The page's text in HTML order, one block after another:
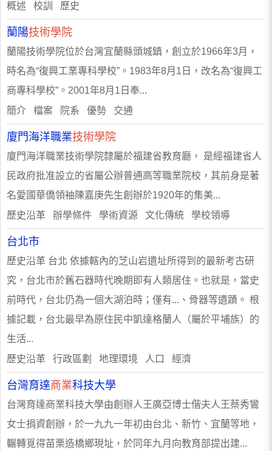
概述 校訓 歷史
蘭陽技術學院
蘭陽技術學院位於台灣宜蘭縣頭城鎮，創立於1966年3月，
時名為“復興工業專科學校”。1983年8月1日，改名為“復興工
商專科學校”。2001年8月1日奉...
簡介 檔案 院系 優勢 交通
廈門海洋職業技術學院
廈門海洋職業技術學院隸屬於福建省教育廳， 是經福建省人
民政府批准設立的省屬公辦普通高等職業院校，其前身是著
名愛國華僑領袖陳嘉庚先生創辦於1920年的集美...
歷史沿革 辦學條件 學術資源 文化傳統 學校領導
台北市
歷史沿革 台北 依據轄內的芝山岩遺址所得到的最新考古研
究，台北市於舊石器時代晚期即有人類居住。也就是，當史
前時代，台北仍為一個大湖泊時；僅有...、骨器等遺蹟。 根
據記載，台北最早為原住民中凱達格蘭人（屬於平埔族）的
生活...
歷史沿革 行政區劃 地理環境 人口 經濟
台灣育達商業科技大學
台灣育達商業科技大學由創辦人王廣亞博士偕夫人王蔡秀鸞
女士捐資創辦，於一九九一年初由台北、新竹、宜蘭等地，
輾轉覓得苗栗造橋鄉現址，於同年九月向教育部提出建...